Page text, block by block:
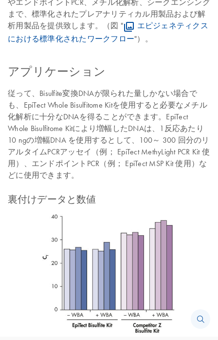
まで、標準化されたプレアナリティカル用製品および解
析用製品を提供致します。（図 "
エピジェネティクス
における標準化されたワークフロー"）。
アプリケーション
従って、Bisulfite変換DNAが限られた量しかない場合で
も、EpiTect Whole Bisulfitome Kitを使用すると必要なメチル
化解析に十分なDNAを得ることができます。EpiTect
Whole Bisulfitome Kitにより増幅したDNAは、1反応あたり
10 ngの増幅DNA を使用するとして、100～ 300 回分のリ
アルタイムPCRアッセイ（例； EpiTect MethyLight PCR Kit 使
用）、エンドポイントPCR（例； EpiTect MSP Kit 使用）な
どに使用できます。
裏付けデータと数値